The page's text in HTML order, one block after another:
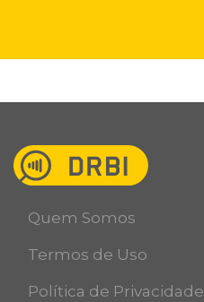
Quem Somos
Termos de Uso
Política de Privacidade